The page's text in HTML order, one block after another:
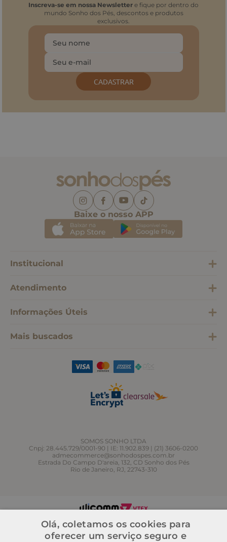
Inscreva-se em nossa Newsletter e fique por dentro do
mundo Sonho dos Pés, descontos e produtos
exclusivos.
CADASTRAR
Baixe o nosso APP
Institucional
Atendimento
Informações Úteis
Mais buscados
SOMOS SONHO LTDA
Cnpj: 28.445.729/0001-90 | IE: 11.902.839 | (21) 3606-0200
admecommerce@sonhodospes.com.br
Estrada Do Campo D'areia, 132, CD Sonho dos Pés
Rio de Janeiro, RJ, 22743-310
Olá, coletamos os cookies para
oferecer um serviço seguro e